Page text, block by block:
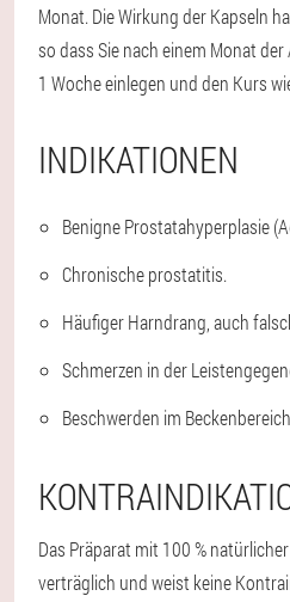
Monat. Die Wirkung der Kapseln
so dass Sie nach einem Monat
1 Woche einlegen und den Kurs
INDIKATIONEN
Benigne Prostatahyperplasie
Chronische prostatitis.
Häufiger Harndrang, auch
Schmerzen in der
Beschwerden im
Das Präparat mit 100 %
verträglich und weist keine